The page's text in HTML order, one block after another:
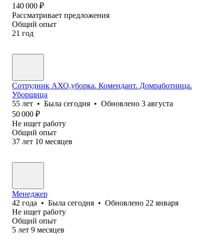
140 000 ₽
Рассматривает предложения
Общий опыт
21 год
Сотрудник АХО,уборка. Комендант. Домработница.
Уборщица
55 лет • Была сегодня • Обновлено 3 августа
50 000 ₽
Не ищет работу
Общий опыт
37 лет 10 месяцев
Менеджер
42 года • Была сегодня • Обновлено 22 января
Не ищет работу
Общий опыт
5 лет 9 месяцев